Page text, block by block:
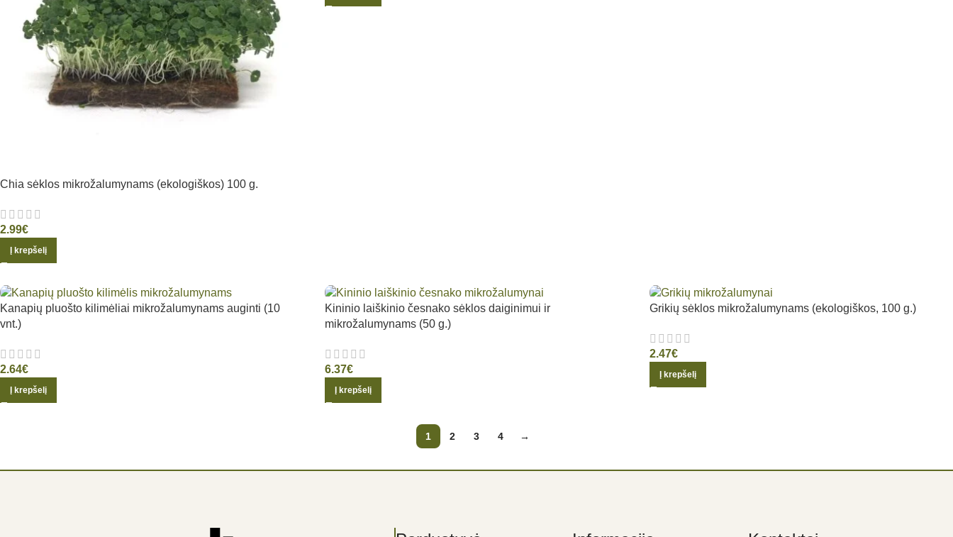
Chia sėklos mikrožalumynams (ekologiškos) 100 g.
2.99€
Į krepšelį
Kanapių pluošto kilimėliai mikrožalumynams auginti (10
vnt.)
2.64€
Į krepšelį
Kininio laiškinio česnako sėklos daiginimui ir
mikrožalumynams (50 g.)
6.37€
Į krepšelį
Grikių sėklos mikrožalumynams (ekologiškos, 100 g.)
2.47€
Į krepšelį
1 2 3 4 →